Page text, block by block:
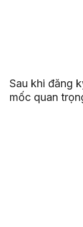
Sau khi đăng
mốc quan